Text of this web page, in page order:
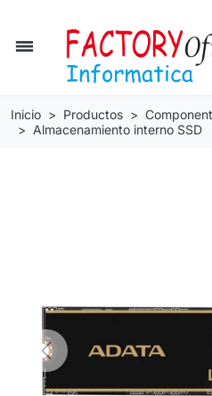
dehaze
Inicio Productos
Almacenamiento interno SSD
Previous